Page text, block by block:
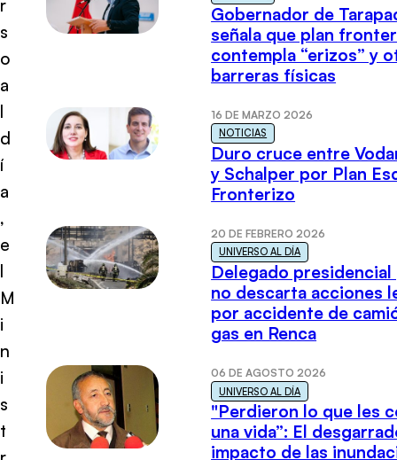
r
s
o
a
l
d
í
a
,
e
l
M
i
n
i
s
t
Gobernador de
señala que plan
contempla “erizos” y
barreras físicas
16 DE MARZO 2026
NOTICIAS
Duro cruce entre
y Schalper por Plan
Fronterizo
20 DE FEBRERO 2026
UNIVERSO AL DÍA
Delegado presidencial
no descarta acciones
por accidente de
gas en Renca
06 DE AGOSTO 2026
UNIVERSO AL DÍA
"Perdieron lo que les
una vida”: El
impacto de las